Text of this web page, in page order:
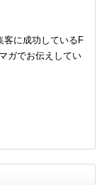
客に成功しているF
ガでお伝えしてい